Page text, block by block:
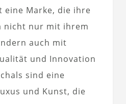
eine Marke, die ihre
nicht nur mit ihrem
auch mit
und Innovation
sind eine
und Kunst, die